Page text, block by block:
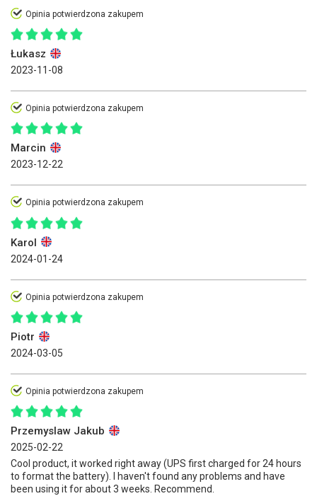
Opinia potwierdzona zakupem
Łukasz
2023-11-08
Opinia potwierdzona zakupem
Marcin
2023-12-22
Opinia potwierdzona zakupem
Karol
2024-01-24
Opinia potwierdzona zakupem
Piotr
2024-03-05
Opinia potwierdzona zakupem
Przemyslaw Jakub
2025-02-22
Cool product, it worked right away (UPS first charged for 24 hours
to format the battery). I haven't found any problems and have
been using it for about 3 weeks. Recommend.